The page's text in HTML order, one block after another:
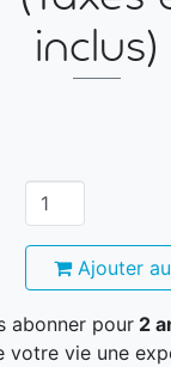
inclus)
Ajouter
abonner pour 2
votre vie une